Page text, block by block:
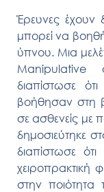
Έρευνες έχουν
μπορεί να
ύπνου. Μια
Manipulative
διαπίστωσε
βοήθησαν στη
σε ασθενείς με
δημοσιεύτηκε
διαπίστωσε
χειροπρακτική
στην